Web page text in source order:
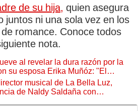
de su hija, quien asegura
juntos ni una sola vez en los
romance. Conoce todos
nota.
al revelar la dura razón por la
su esposa Erika Muñóz: "El
musical de La Bella Luz,
de Naldy Saldaña con